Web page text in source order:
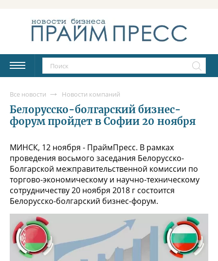
Все новости Новости компаний
Белорусско-болгарский бизнес-
форум пройдет в Софии 20 ноября
МИНСК, 12 ноября - ПраймПресс. В рамках
проведения восьмого заседания Белорусско-
Болгарской межправительственной комиссии по
торгово-экономическому и научно-техническому
сотрудничеству 20 ноября 2018 г состоится
Белорусско-болгарский бизнес-форум.